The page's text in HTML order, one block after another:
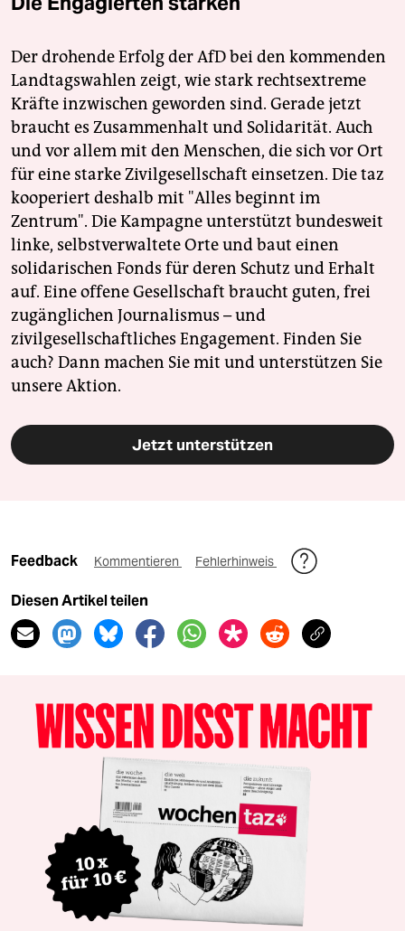
Der drohende Erfolg der AfD bei den kommenden
Landtagswahlen zeigt, wie stark rechtsextreme
Kräfte inzwischen geworden sind. Gerade jetzt
braucht es Zusammenhalt und Solidarität. Auch
und vor allem mit den Menschen, die sich vor Ort
für eine starke Zivilgesellschaft einsetzen. Die taz
kooperiert deshalb mit "Alles beginnt im
Zentrum". Die Kampagne unterstützt bundesweit
linke, selbstverwaltete Orte und baut einen
solidarischen Fonds für deren Schutz und Erhalt
auf. Eine offene Gesellschaft braucht guten, frei
zugänglichen Journalismus – und
zivilgesellschaftliches Engagement. Finden Sie
auch? Dann machen Sie mit und unterstützen Sie
unsere Aktion.
Jetzt unterstützen
Feedback Kommentieren Fehlerhinweis
Diesen Artikel teilen